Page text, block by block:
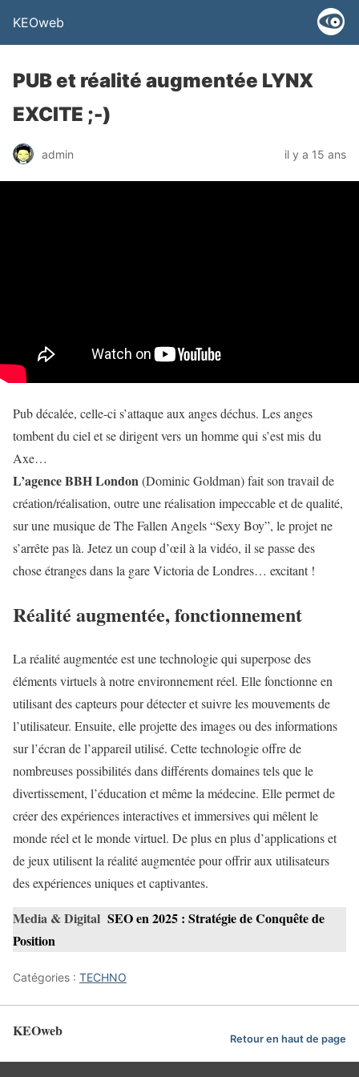
KEOweb
PUB et réalité augmentée LYNX
EXCITE ;-)
admin il y a 15 ans
Pub décalée, celle-ci s’attaque aux anges déchus. Les anges
tombent du ciel et se dirigent vers un homme qui s’est mis du
Axe…
L’agence BBH London(Dominic Goldman) fait son travail de
création/réalisation, outre une réalisation impeccable et de qualité,
sur une musique de The Fallen Angels “Sexy Boy”, le projet ne
s’arrête pas là. Jetez un coup d’œil à la vidéo, il se passe des
chose étranges dans la gare Victoria de Londres… excitant !
Réalité augmentée, fonctionnement
La réalité augmentée est une technologie qui superpose des
éléments virtuels à notre environnement réel. Elle fonctionne en
utilisant des capteurs pour détecter et suivre les mouvements de
l’utilisateur. Ensuite, elle projette des images ou des informations
sur l’écran de l’appareil utilisé. Cette technologie offre de
nombreuses possibilités dans différents domaines tels que le
divertissement, l’éducation et même la médecine. Elle permet de
créer des expériences interactives et immersives qui mêlent le
monde réel et le monde virtuel. De plus en plus d’applications et
de jeux utilisent la réalité augmentée pour offrir aux utilisateurs
des expériences uniques et captivantes.
Media & Digital SEO en 2025 : Stratégie de Conquête de
Position
Catégories : TECHNO
KEOweb Retour en haut de page